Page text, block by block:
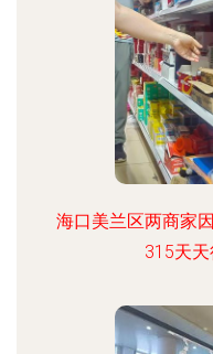
海口美兰区两商家
315天